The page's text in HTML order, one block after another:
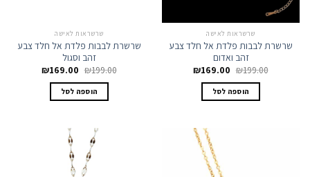
שרשראות לאישה
שרשרת לבבות פלדת אל חלד צבע
זהב ואדום
₪199.00 המחיר
היה:
₪199.00.
₪169.00 המחיר
הוספה לסל
שרשראות לאישה
שרשרת לבבות פלדת אל חלד צבע
זהב וסגול
₪199.00 המחיר
היה:
₪199.00.
₪169.00 המחיר
הוספה לסל